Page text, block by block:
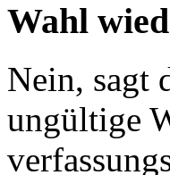
Wahl
Nein, sagt
ungültige